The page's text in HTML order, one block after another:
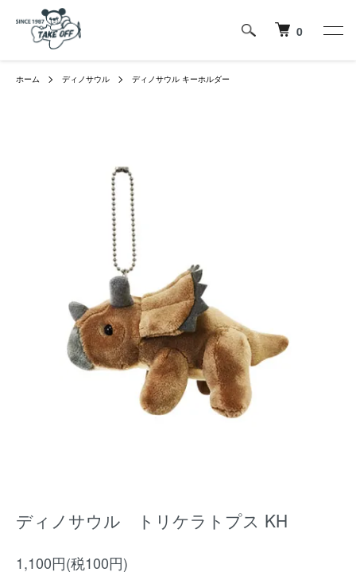
0
ホーム ディノサウル ディノサウル キーホルダー
ディノサウル トリケラトプス KH
1,100円(税100円)